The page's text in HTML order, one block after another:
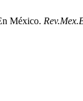
México.